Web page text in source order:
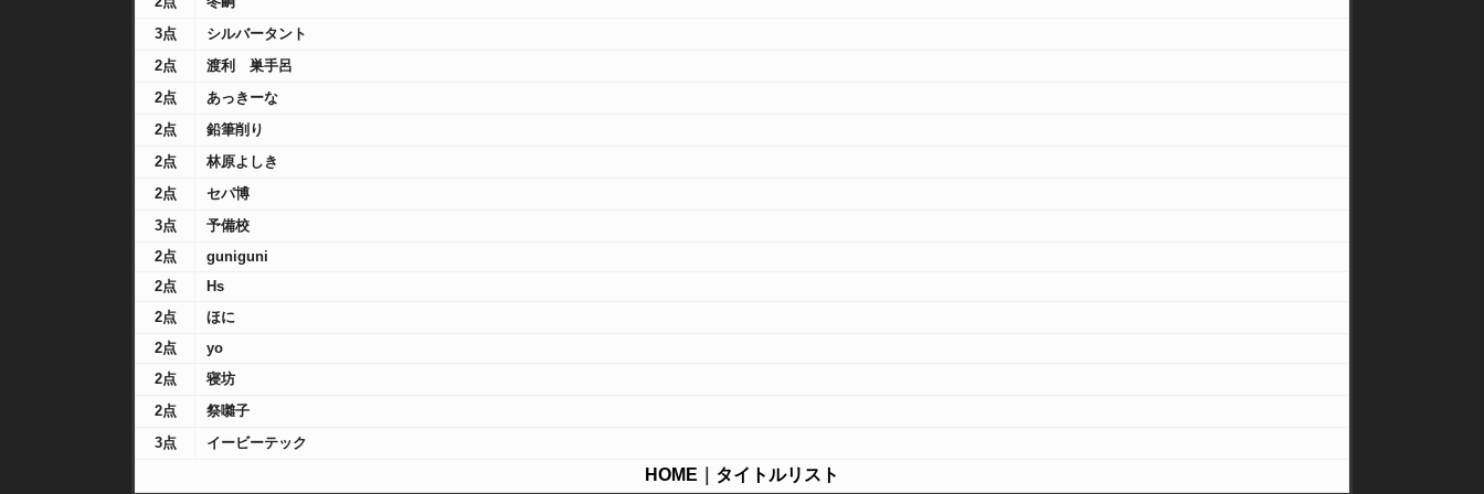
3点
シルバータント
2点
渡利 巣手呂
2点
あっきーな
2点
鉛筆削り
2点
林原よしき
2点
セパ博
3点
予備校
2点
guniguni
2点
Hs
2点
ほに
2点
yo
2点
寝坊
2点
祭囃子
3点
イービーテック
HOME タイトルリスト